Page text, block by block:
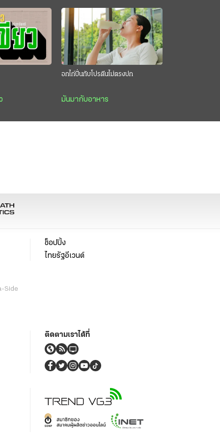
อกไก่ปั่นกับโปรตีนไม่ตรงปก
มันมากับอาหาร
Side
ช็อปปิ้ง
ไทยรัฐอีเวนต์
ติดตามเราได้ที่